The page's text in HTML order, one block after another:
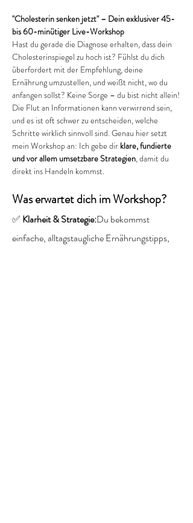
"Cholesterin senken jetzt" – Dein exklusiver 45-
bis 60-minütiger Live-Workshop
Hast du gerade die Diagnose erhalten, dass dein
Cholesterinspiegel zu hoch ist? Fühlst du dich
überfordert mit der Empfehlung, deine
Ernährung umzustellen, und weißt nicht, wo du
anfangen sollst? Keine Sorge – du bist nicht allein!
Die Flut an Informationen kann verwirrend sein,
und es ist oft schwer zu entscheiden, welche
Schritte wirklich sinnvoll sind. Genau hier setzt
mein Workshop an: Ich gebe dir klare, fundierte
und vor allem umsetzbare Strategien, damit du
direkt ins Handeln kommst.
Was erwartet dich im Workshop?
✅ Klarheit & Strategie:Du bekommst
einfache, alltagstaugliche Ernährungstipps,